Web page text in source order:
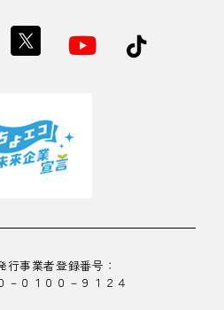
行事業者登録番号：
－０１００－９１２４